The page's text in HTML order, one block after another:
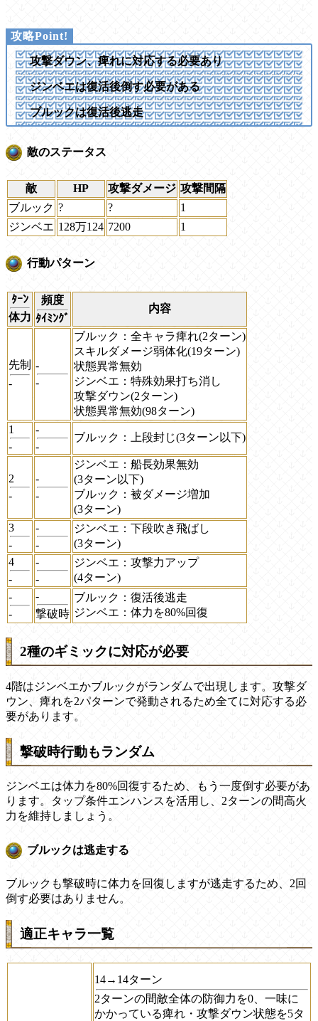
攻撃ダウン、痺れに対応する必要あり
ジンベエは復活後倒す必要がある
ブルックは復活後逃走
敵のステータス
敵 HP 攻撃ダメージ 攻撃間隔
ブルック ? ?
1
ジンベエ 128万124 7200 1
行動パターン
ﾀｰﾝ
体力
頻度
ﾀｲﾐﾝｸﾞ
内容
先制
-
-
-
ブルック：全キャラ痺れ(2ターン)
スキルダメージ弱体化(19ターン)
状態異常無効
ジンベエ：特殊効果打ち消し
攻撃ダウン(2ターン)
状態異常無効(98ターン)
1
-
-
-
ブルック：上段封じ(3ターン以下)
2
-
-
-
ジンベエ：船長効果無効
(3ターン以下)
ブルック：被ダメージ増加
(3ターン)
3
-
-
-
ジンベエ：下段吹き飛ばし
(3ターン)
4
-
-
-
ジンベエ：攻撃力アップ
(4ターン)
-
-
-
撃破時
ブルック：復活後逃走
ジンベエ：体力を80%回復
2種のギミックに対応が必要
4階はジンベエかブルックがランダムで出現します。攻撃ダ
ウン、痺れを2パターンで発動されるため全てに対応する必
要があります。
撃破時行動もランダム
ジンベエは体力を80%回復するため、もう一度倒す必要があ
ります。タップ条件エンハンスを活用し、2ターンの間高火
力を維持しましょう。
ブルックは逃走する
ブルックも撃破時に体力を回復しますが逃走するため、2回
倒す必要はありません。
適正キャラ一覧
14→14ターン
2ターンの間敵全体の防御力を0、一味に
かかっている痺れ・攻撃ダウン状態を5タ